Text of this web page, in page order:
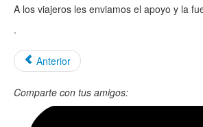
A los viajeros les enviamos el apoyo y la
.
Anterior
Comparte con tus amigos: